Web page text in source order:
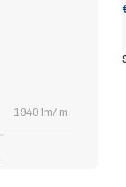
1940 lm/ m